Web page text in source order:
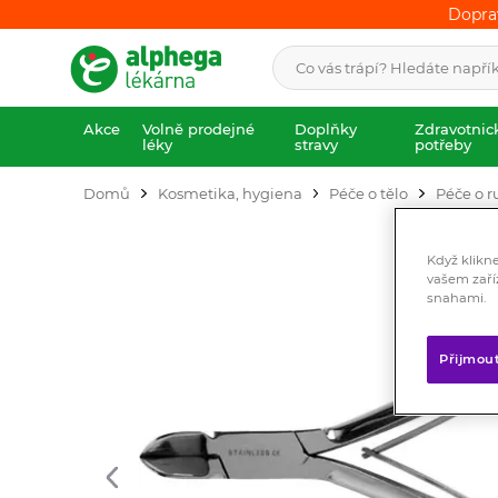
Akce
Volně prodejné
léky
Doplňky
stravy
potřeby
Domů Kosmetika, hygiena Péče o tělo Péče o
Když
vašem
snahami.